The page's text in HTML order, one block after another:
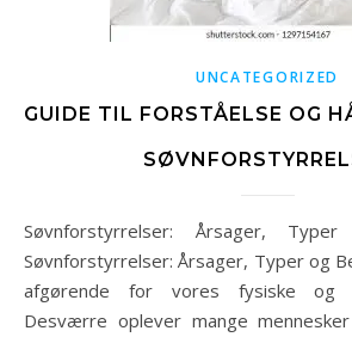
UNCATEGORIZED
GUIDE TIL FORSTÅELSE OG
Søvnforstyrrelser: Årsager, Typer og Behandlinger
Søvnforstyrrelser: Årsager, Typer og
afgørende for vores fysiske og
Desværre oplever mange